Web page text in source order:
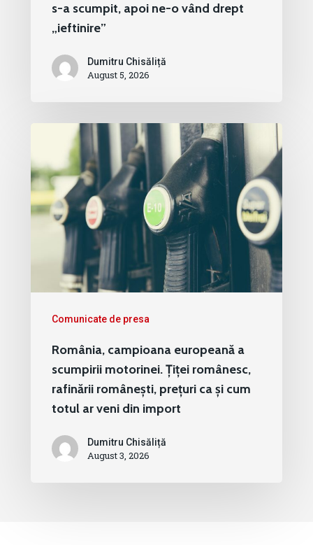
s-a scumpit, apoi ne-o vând drept
„ieftinire”
Dumitru Chisăliță
August 5, 2026
Comunicate de presa
România, campioana europeană a
scumpirii motorinei. Țiței românesc,
rafinării românești, prețuri ca și cum
totul ar veni din import
Dumitru Chisăliță
August 3, 2026